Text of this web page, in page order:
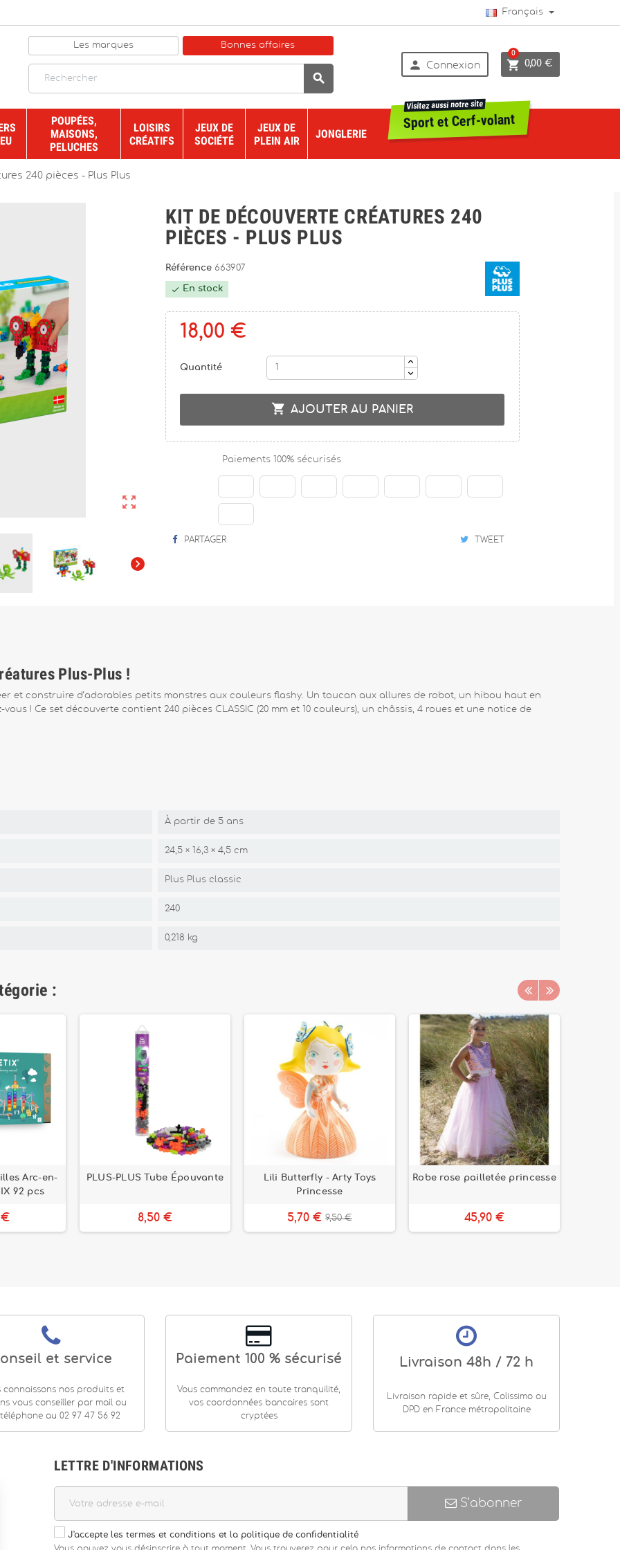
Français
Les marques Bonnes affaires

 Connexion  0,00 €
0
POUPÉES,
MAISONS,
PELUCHES
LOISIRS
CRÉATIFS
JEUX DE
SOCIÉTÉ
JEUX DE
PLEIN AIR
JONGLERIE
Sport et Cerf-volant
Visitez aussi notre site
240 pièces - Plus Plus


KIT DE DÉCOUVERTE CRÉATURES 240
PIÈCES - PLUS PLUS
Référence 663907
 En stock
18,00 €
Quantité
 AJOUTER AU PANIER
Paiements 100% sécurisés
PARTAGER TWEET
Plus-Plus !
et construire d’adorables petits monstres aux couleurs flashy. Un toucan aux allures de robot, un hibou haut en
! Ce set découverte contient 240 pièces CLASSIC (20 mm et 10 couleurs), un châssis, 4 roues et une notice de
À partir de 5 ans
24,5 × 16,3 × 4,5 cm
Plus Plus classic
240
0,218 kg
:
Arc-en-
92 pcs
€
PLUS-PLUS Tube Épouvante
8,50 €
Lili Butterfly - Arty Toys
Princesse
5,70 € 9,50 €
Robe rose pailletée princesse
45,90 €
et service
connaissons nos produits et
vous conseiller par mail ou
au 02 97 47 56 92
Paiement 100 % sécurisé
Vous commandez en toute tranquilité,
vos coordonnées bancaires sont
cryptées
Livraison 48h / 72 h
Livraison rapide et sûre, Colissimo ou
DPD en France métropolitaine
LETTRE D'INFORMATIONS
S’abonner
J'accepte les termes et conditions et la politique de confidentialité